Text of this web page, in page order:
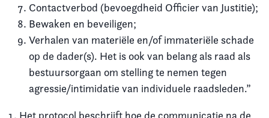
Contactverbod (bevoegdheid Officier van Justitie);
Bewaken en beveiligen;
Verhalen van materiële en/of immateriële schade
op de dader(s). Het is ook van belang als raad als
bestuursorgaan om stelling te nemen tegen
agressie/intimidatie van individuele raadsleden.”
Het protocol beschrijft hoe de communicatie na de